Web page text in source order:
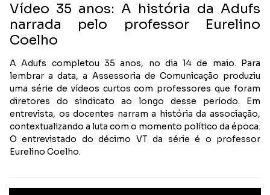
Vídeo 35 anos: A história da Adufs
narrada pelo professor Eurelino
Coelho
A Adufs completou 35 anos, no dia 14 de maio. Para
lembrar a data, a Assessoria de Comunicação produziu
uma série de vídeos curtos com professores que foram
diretores do sindicato ao longo desse período. Em
entrevista, os docentes narram a história da associação,
contextualizando a luta com o momento político da época.
O entrevistado do décimo VT da série é o professor
Eurelino Coelho.